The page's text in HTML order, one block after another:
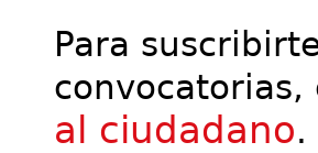
Para
al ciudadano.